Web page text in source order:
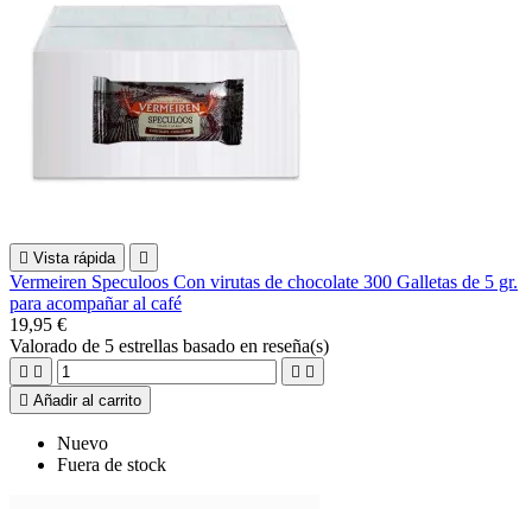
 Vista rápida 
Vermeiren Speculoos Con virutas de chocolate 300 Galletas de 5 gr.
para acompañar al café
19,95 €
Valorado de 5 estrellas basado en reseña(s)
   
 Añadir al carrito
Nuevo
Fuera de stock